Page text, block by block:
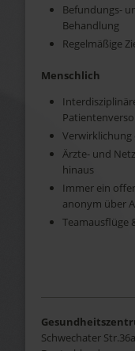
Befundungs-
Behandlung
Regelmäßige
Menschlich
Verwirklichung
Ärzte- und
hinaus
Immer ein
anonym über
Teamausflüge
Schwechater